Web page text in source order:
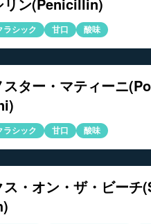
ラシック 甘口 酸味
スター・マティーニ
ラシック 甘口 酸味
ス・オン・ザ・ビーチ